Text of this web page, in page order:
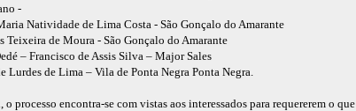
-
Natividade de Lima Costa - São Gonçalo do Amarante
Teixeira de Moura - São Gonçalo do Amarante
– Francisco de Assis Silva – Major Sales
de Lima – Vila de Ponta Negra Ponta Negra.
processo encontra-se com vistas aos interessados para requererem o que